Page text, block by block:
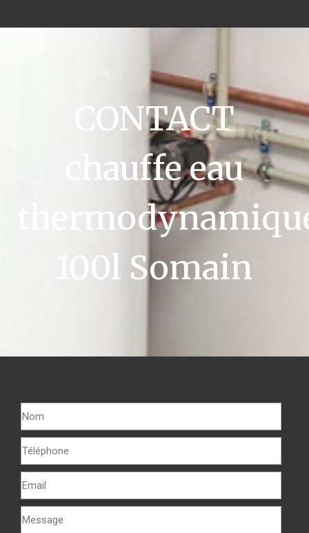
CONTACT
chauffe eau
100l Somain